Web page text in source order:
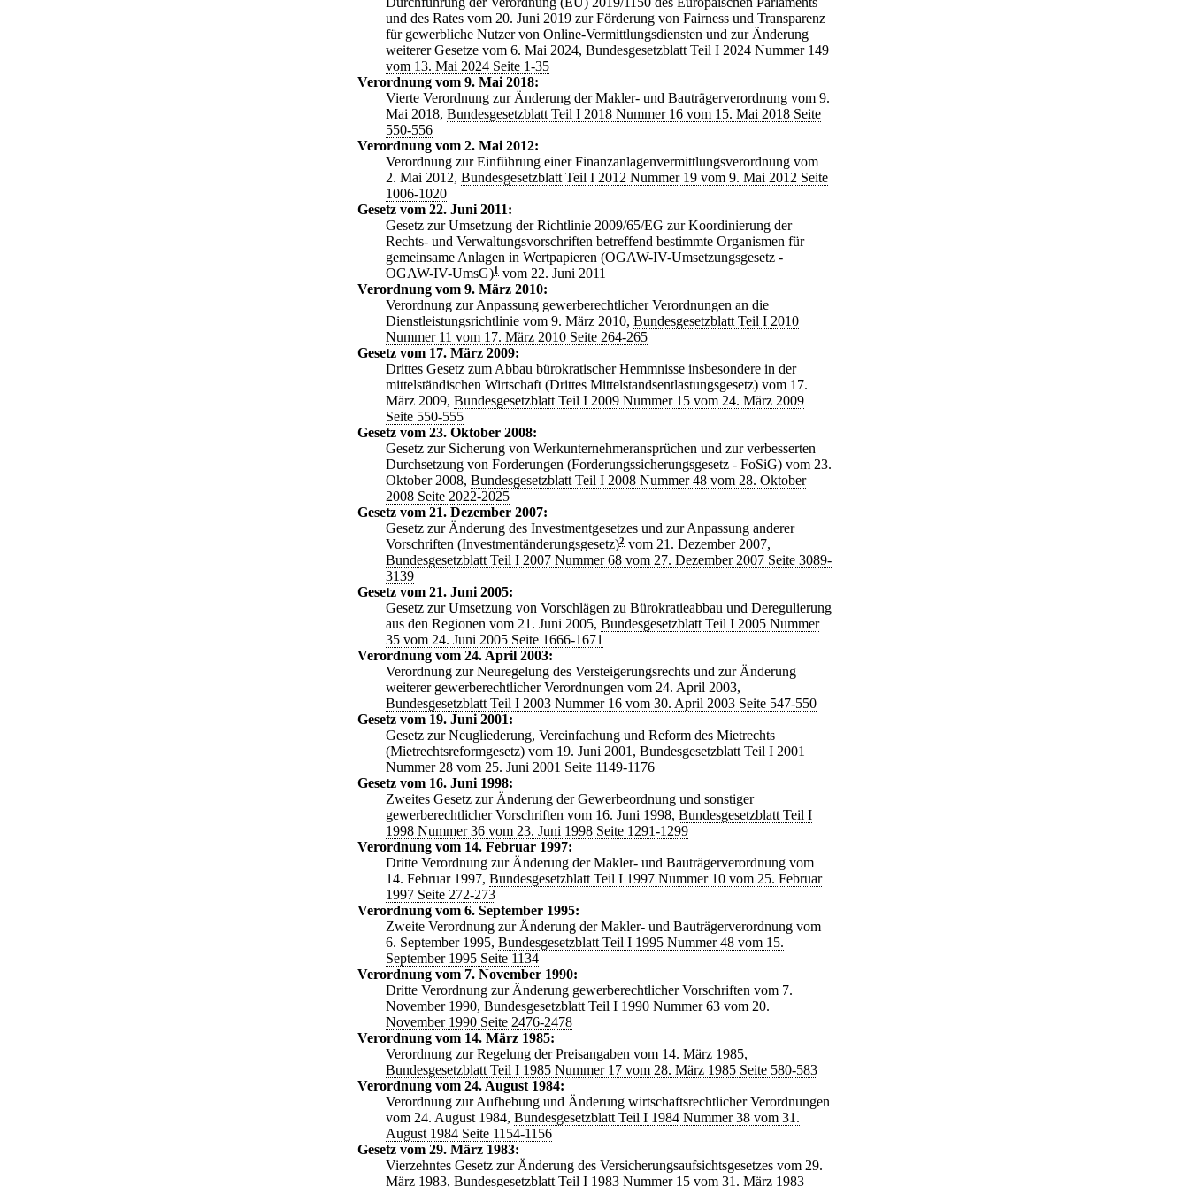
und des Rates vom 20. Juni 2019 zur Förderung von Fairness und Transparenz
für gewerbliche Nutzer von Online-Vermittlungsdiensten und zur Änderung
weiterer Gesetze vom 6. Mai 2024, Bundesgesetzblatt Teil I 2024 Nummer 149
vom 13. Mai 2024 Seite 1-35
Verordnung vom 9. Mai 2018:
Vierte Verordnung zur Änderung der Makler- und Bauträgerverordnung vom 9.
Mai 2018, Bundesgesetzblatt Teil I 2018 Nummer 16 vom 15. Mai 2018 Seite
550-556
Verordnung vom 2. Mai 2012:
Verordnung zur Einführung einer Finanzanlagenvermittlungsverordnung vom
2. Mai 2012, Bundesgesetzblatt Teil I 2012 Nummer 19 vom 9. Mai 2012 Seite
1006-1020
Gesetz vom 22. Juni 2011:
Gesetz zur Umsetzung der Richtlinie 2009/65/EG zur Koordinierung der
Rechts- und Verwaltungsvorschriften betreffend bestimmte Organismen für
gemeinsame Anlagen in Wertpapieren (OGAW-IV-Umsetzungsgesetz -
OGAW-IV-UmsG)1
vom 22. Juni 2011
Verordnung vom 9. März 2010:
Verordnung zur Anpassung gewerberechtlicher Verordnungen an die
Dienstleistungsrichtlinie vom 9. März 2010, Bundesgesetzblatt Teil I 2010
Nummer 11 vom 17. März 2010 Seite 264-265
Gesetz vom 17. März 2009:
Drittes Gesetz zum Abbau bürokratischer Hemmnisse insbesondere in der
mittelständischen Wirtschaft (Drittes Mittelstandsentlastungsgesetz) vom 17.
März 2009, Bundesgesetzblatt Teil I 2009 Nummer 15 vom 24. März 2009
Seite 550-555
Gesetz vom 23. Oktober 2008:
Gesetz zur Sicherung von Werkunternehmeransprüchen und zur verbesserten
Durchsetzung von Forderungen (Forderungssicherungsgesetz - FoSiG) vom 23.
Oktober 2008, Bundesgesetzblatt Teil I 2008 Nummer 48 vom 28. Oktober
2008 Seite 2022-2025
Gesetz vom 21. Dezember 2007:
Gesetz zur Änderung des Investmentgesetzes und zur Anpassung anderer
Vorschriften (Investmentänderungsgesetz)2 vom 21. Dezember 2007,
Bundesgesetzblatt Teil I 2007 Nummer 68 vom 27. Dezember 2007 Seite 3089-
3139
Gesetz vom 21. Juni 2005:
Gesetz zur Umsetzung von Vorschlägen zu Bürokratieabbau und Deregulierung
aus den Regionen vom 21. Juni 2005, Bundesgesetzblatt Teil I 2005 Nummer
35 vom 24. Juni 2005 Seite 1666-1671
Verordnung vom 24. April 2003:
Verordnung zur Neuregelung des Versteigerungsrechts und zur Änderung
weiterer gewerberechtlicher Verordnungen vom 24. April 2003,
Bundesgesetzblatt Teil I 2003 Nummer 16 vom 30. April 2003 Seite 547-550
Gesetz vom 19. Juni 2001:
Gesetz zur Neugliederung, Vereinfachung und Reform des Mietrechts
(Mietrechtsreformgesetz) vom 19. Juni 2001, Bundesgesetzblatt Teil I 2001
Nummer 28 vom 25. Juni 2001 Seite 1149-1176
Gesetz vom 16. Juni 1998:
Zweites Gesetz zur Änderung der Gewerbeordnung und sonstiger
gewerberechtlicher Vorschriften vom 16. Juni 1998, Bundesgesetzblatt Teil I
1998 Nummer 36 vom 23. Juni 1998 Seite 1291-1299
Verordnung vom 14. Februar 1997:
Dritte Verordnung zur Änderung der Makler- und Bauträgerverordnung vom
14. Februar 1997, Bundesgesetzblatt Teil I 1997 Nummer 10 vom 25. Februar
1997 Seite 272-273
Verordnung vom 6. September 1995:
Zweite Verordnung zur Änderung der Makler- und Bauträgerverordnung vom
6. September 1995, Bundesgesetzblatt Teil I 1995 Nummer 48 vom 15.
September 1995 Seite 1134
Verordnung vom 7. November 1990:
Dritte Verordnung zur Änderung gewerberechtlicher Vorschriften vom 7.
November 1990, Bundesgesetzblatt Teil I 1990 Nummer 63 vom 20.
November 1990 Seite 2476-2478
Verordnung vom 14. März 1985:
Verordnung zur Regelung der Preisangaben vom 14. März 1985,
Bundesgesetzblatt Teil I 1985 Nummer 17 vom 28. März 1985 Seite 580-583
Verordnung vom 24. August 1984:
Verordnung zur Aufhebung und Änderung wirtschaftsrechtlicher Verordnungen
vom 24. August 1984, Bundesgesetzblatt Teil I 1984 Nummer 38 vom 31.
August 1984 Seite 1154-1156
Gesetz vom 29. März 1983:
Vierzehntes Gesetz zur Änderung des Versicherungsaufsichtsgesetzes vom 29.
März 1983, Bundesgesetzblatt Teil I 1983 Nummer 15 vom 31. März 1983